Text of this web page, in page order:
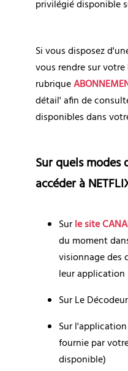
privilégié disponible
Si vous disposez
vous rendre sur votre
rubrique
détail' afin de
disponibles dans
Sur quels
accéder à
Sur le site
du moment
visionnage des
leur application
Sur Le
Sur l'application
fournie par
disponible)